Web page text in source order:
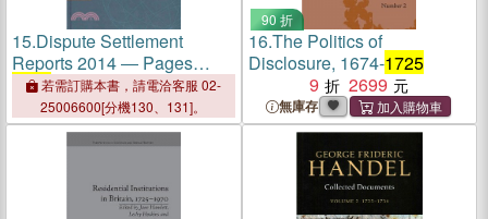
15.Dispute Settlement
Reports 2014 ― Pages
1725?186
若需訂購本書，請電洽客服 02-
25006600[分機130、131]。
90 折
16.The Politics of
Disclosure, 1674-1725
9
2699
無庫存